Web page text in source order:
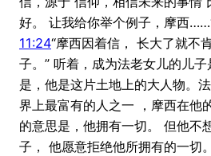
好。 让我给你举个例子，摩西
11:24“摩西因着信， 长大了就不
子。” 听着，成为法老女儿的儿
是，他是这片土地上的大人物。
界上最富有的人之一 ，摩西在他
的意思是，他拥有一切。 但他不
子， 他愿意拒绝他所拥有的一切